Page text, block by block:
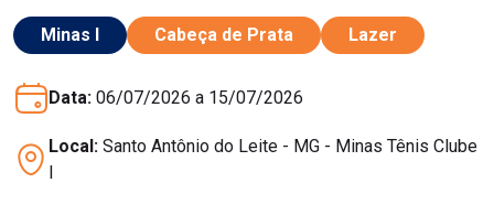
Minas I Cabeça de Prata Lazer
Data: 06/07/2026 a 15/07/2026
Local:Santo Antônio do Leite - MG - Minas Tênis Clube
I